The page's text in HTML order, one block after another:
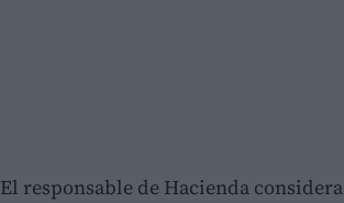
El responsable de Hacienda